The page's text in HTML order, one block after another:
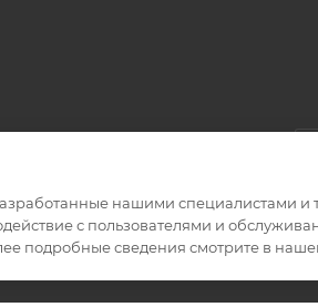
нашими специалистами и
с пользователями и
подробные сведения смотрите в